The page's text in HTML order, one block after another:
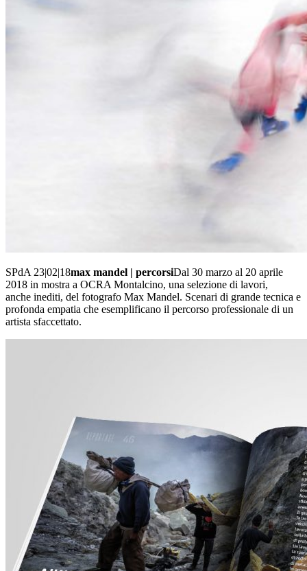
SPdA 23|02|18max mandel | percorsiDal 30 marzo al 20 aprile
2018 in mostra a OCRA Montalcino, una selezione di lavori,
anche inediti, del fotografo Max Mandel. Scenari di grande tecnica e
profonda empatia che esemplificano il percorso professionale di un
artista sfaccettato.